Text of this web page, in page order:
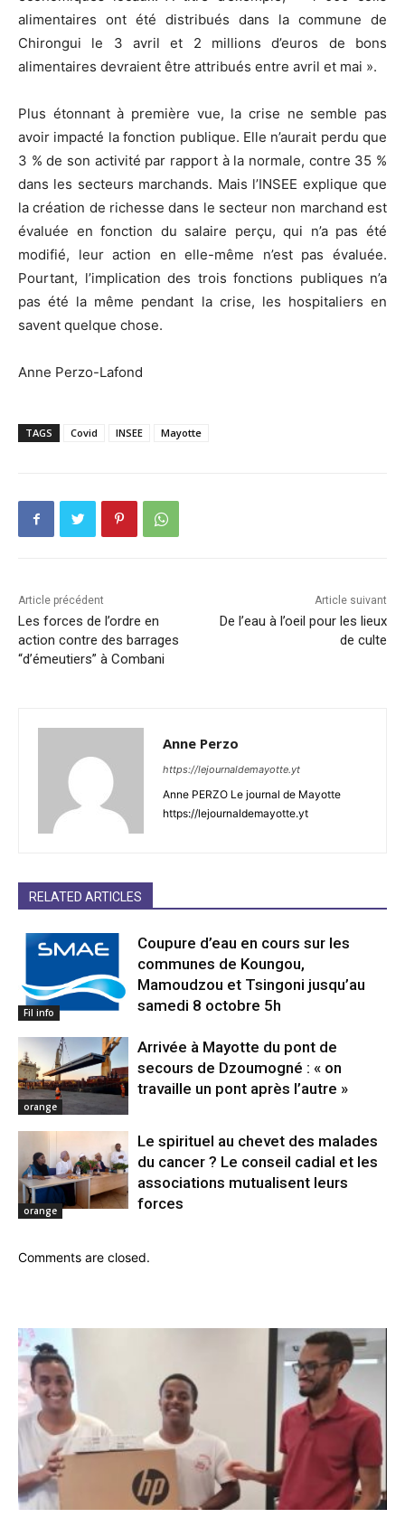
alimentaires ont été distribués dans la commune de
Chirongui le 3 avril et 2 millions d’euros de bons
alimentaires devraient être attribués entre avril et mai ».
Plus étonnant à première vue, la crise ne semble pas
avoir impacté la fonction publique. Elle n’aurait perdu que
3 % de son activité par rapport à la normale, contre 35 %
dans les secteurs marchands. Mais l’INSEE explique que
la création de richesse dans le secteur non marchand est
évaluée en fonction du salaire perçu, qui n’a pas été
modifié, leur action en elle-même n’est pas évaluée.
Pourtant, l’implication des trois fonctions publiques n’a
pas été la même pendant la crise, les hospitaliers en
savent quelque chose.
Anne Perzo-Lafond
TAGS Covid INSEE Mayotte
Article précédent
Les forces de l’ordre en
action contre des barrages
“d’émeutiers” à Combani
Article suivant
De l’eau à l’oeil pour les lieux
de culte
Anne Perzo
https://lejournaldemayotte.yt
Anne PERZO Le journal de Mayotte
https://lejournaldemayotte.yt
RELATED ARTICLES
Fil info
Coupure d’eau en cours sur les
communes de Koungou,
Mamoudzou et Tsingoni jusqu’au
samedi 8 octobre 5h
orange
Arrivée à Mayotte du pont de
secours de Dzoumogné : « on
travaille un pont après l’autre »
orange
Le spirituel au chevet des malades
du cancer ? Le conseil cadial et les
associations mutualisent leurs
forces
Comments are closed.